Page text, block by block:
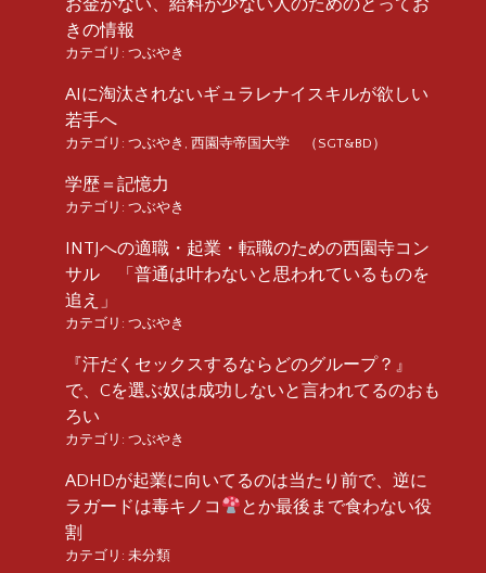
きの情報
カテゴリ: つぶやき
AIに淘汰されないギュラレナイスキルが欲しい
若手へ
カテゴリ: つぶやき 西園寺帝国大学 （SGT&BD）
学歴＝記憶力
カテゴリ: つぶやき
INTJへの適職・起業・転職のための西園寺コン
サル 「普通は叶わないと思われているものを
追え」
カテゴリ: つぶやき
『汗だくセックスするならどのグループ？』
で、Cを選ぶ奴は成功しないと言われてるのおも
ろい
カテゴリ: つぶやき
ADHDが起業に向いてるのは当たり前で、逆に
ラガードは毒キノコ
とか最後まで食わない役
割
カテゴリ: 未分類